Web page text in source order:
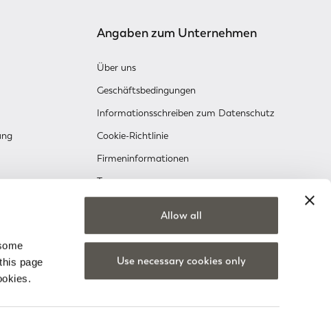
page
Allow all
Use necessary cookies only
Angaben zum Unternehmen
Über uns
Geschäftsbedingungen
Informationsschreiben zum Datenschutz
Cookie-Richtlinie
Firmeninformationen
Treueprogramm